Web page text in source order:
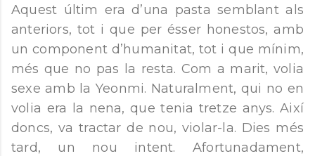
Aquest últim era d’una pasta semblant als
anteriors, tot i que per ésser honestos, amb
un component d’humanitat, tot i que mínim,
més que no pas la resta. Com a marit, volia
sexe amb la Yeonmi. Naturalment, qui no en
volia era la nena, que tenia tretze anys. Així
doncs, va tractar de nou, violar-la. Dies més
tard, un nou intent. Afortunadament,